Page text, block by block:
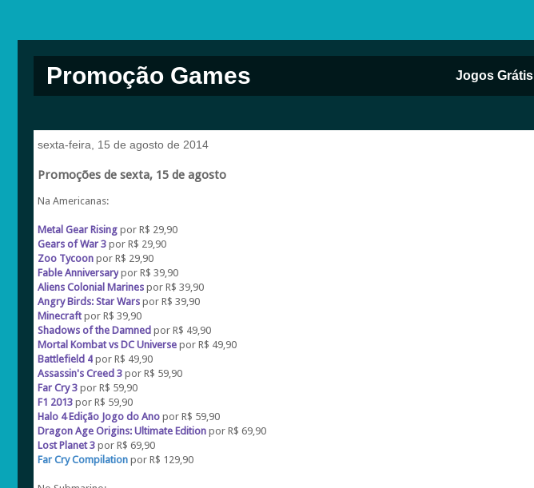
Promoção Games Jogos Grátis
sexta-feira, 15 de agosto de 2014
Promoções de sexta, 15 de agosto
Na Americanas:
Metal Gear Rising por R$ 29,90
Gears of War 3 por R$ 29,90
Zoo Tycoon por R$ 29,90
Fable Anniversary por R$ 39,90
Aliens Colonial Marines por R$ 39,90
Angry Birds: Star Wars por R$ 39,90
Minecraft por R$ 39,90
Shadows of the Damned por R$ 49,90
Mortal Kombat vs DC Universe por R$ 49,90
Battlefield 4 por R$ 49,90
Assassin's Creed 3 por R$ 59,90
Far Cry 3 por R$ 59,90
F1 2013 por R$ 59,90
Halo 4 Edição Jogo do Ano por R$ 59,90
Dragon Age Origins: Ultimate Edition por R$ 69,90
Lost Planet 3 por R$ 69,90
Far Cry Compilation por R$ 129,90